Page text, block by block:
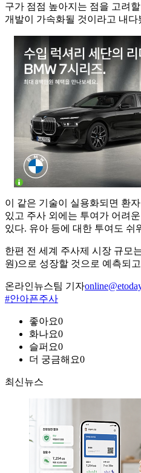
구가 점점 높아지는 점을 고려
개발이 가속화될 것이라고 내다
이 같은 기술이 실용화되면 환
있고 주사 외에는 투여가 어려
있다. 유아 등에 대한 투여도 쉬
한편 전 세계 주사제 시장 규모
원)으로 성장할 것으로 예측되
온라인뉴스팀 기자
#안아픈주사
좋아요0
화나요0
슬퍼요0
더 궁금해요0
최신뉴스